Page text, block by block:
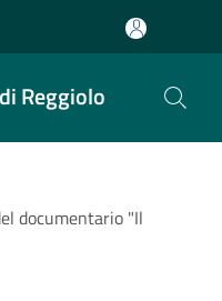
Reggiolo
documentario "Il